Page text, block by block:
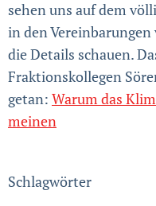
sehen uns auf dem
in den
die Details schauen.
Fraktionskollegen
getan: Warum das
meinen
Schlagwörter